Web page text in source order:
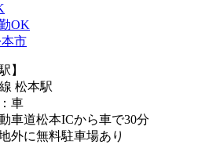
OK
市
】
松本駅
車
車道松本ICから車で30分
外に無料駐車場あり